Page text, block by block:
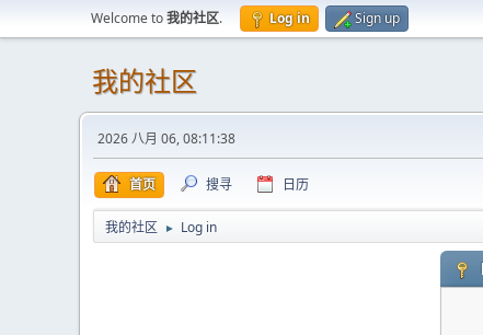
Welcome to我的社区. Log in Sign up
我的社区
2026 八月 06, 08:11:38
首页 搜寻 日历
我的社区 ► Log in